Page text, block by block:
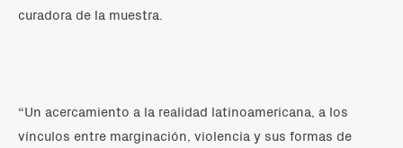
curadora de la muestra.
“Un acercamiento a la realidad latinoamericana, a los
vínculos entre marginación, violencia y sus formas de